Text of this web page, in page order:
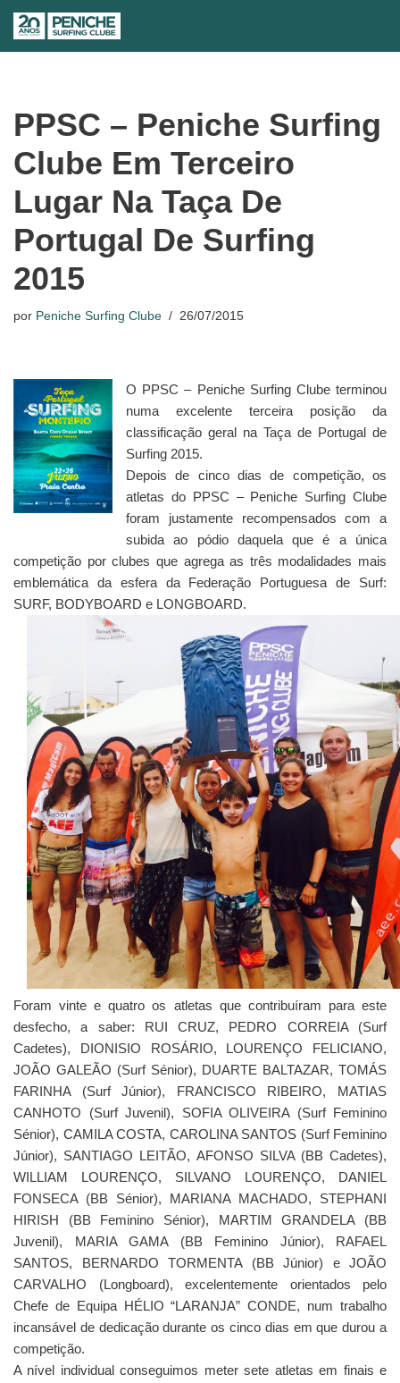
conteúdo
PPSC – Peniche Surfing
Clube Em Terceiro
Lugar Na Taça De
Portugal De Surfing
2015
por Peniche Surfing Clube 26/07/2015
O PPSC – Peniche Surfing Clube terminou
numa excelente terceira posição da
classificação geral na Taça de Portugal de
Surfing 2015.
Depois de cinco dias de competição, os
atletas do PPSC – Peniche Surfing Clube
foram justamente recompensados com a
subida ao pódio daquela que é a única
competição por clubes que agrega as três modalidades mais
emblemática da esfera da Federação Portuguesa de Surf:
SURF, BODYBOARD e LONGBOARD.
Foram vinte e quatro os atletas que contribuíram para este
desfecho, a saber: RUI CRUZ, PEDRO CORREIA (Surf
Cadetes), DIONISIO ROSÁRIO, LOURENÇO FELICIANO,
JOÃO GALEÃO (Surf Sénior), DUARTE BALTAZAR, TOMÁS
FARINHA (Surf Júnior), FRANCISCO RIBEIRO, MATIAS
CANHOTO (Surf Juvenil), SOFIA OLIVEIRA (Surf Feminino
Sénior), CAMILA COSTA, CAROLINA SANTOS (Surf Feminino
Júnior), SANTIAGO LEITÃO, AFONSO SILVA (BB Cadetes),
WILLIAM LOURENÇO, SILVANO LOURENÇO, DANIEL
FONSECA (BB Sénior), MARIANA MACHADO, STEPHANI
HIRISH (BB Feminino Sénior), MARTIM GRANDELA (BB
Juvenil), MARIA GAMA (BB Feminino Júnior), RAFAEL
SANTOS, BERNARDO TORMENTA (BB Júnior) e JOÃO
CARVALHO (Longboard), excelentemente orientados pelo
Chefe de Equipa HÉLIO “LARANJA” CONDE, num trabalho
incansável de dedicação durante os cinco dias em que durou a
competição.
A nível individual conseguimos meter sete atletas em finais e